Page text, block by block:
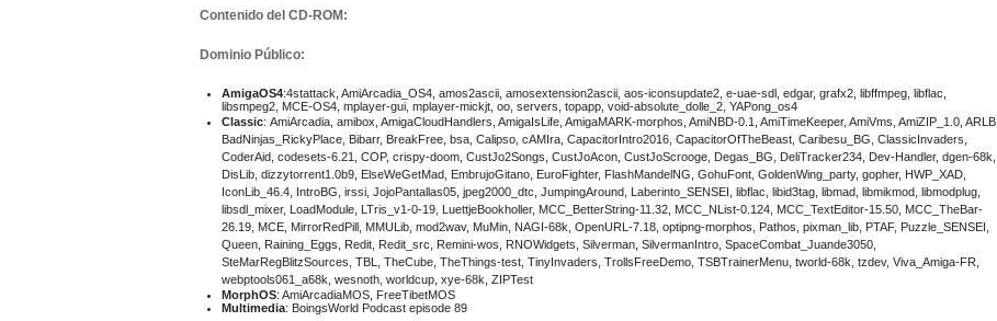
Contenido del CD-ROM:
Dominio Público:
AmigaOS4:4stattack, AmiArcadia_OS4, amos2ascii, amosextension2ascii, aos-iconsupdate2, e-uae-sdl, edgar, grafx2, libffmpeg, libflac,
libsmpeg2, MCE-OS4, mplayer-gui, mplayer-mickjt, oo, servers, topapp, void-absolute_dolle_2, YAPong_os4
Classic: AmiArcadia, amibox, AmigaCloudHandlers, AmigaIsLife, AmigaMARK-morphos, AmiNBD-0.1, AmiTimeKeeper, AmiVms, AmiZIP_1.0, ARLB,
BadNinjas_RickyPlace, Bibarr, BreakFree, bsa, Calipso, cAMIra, CapacitorIntro2016, CapacitorOfTheBeast, Caribesu_BG, ClassicInvaders,
CoderAid, codesets-6.21, COP, crispy-doom, CustJo2Songs, CustJoAcon, CustJoScrooge, Degas_BG, DeliTracker234, Dev-Handler, dgen-68k,
DisLib, dizzytorrent1.0b9, ElseWeGetMad, EmbrujoGitano, EuroFighter, FlashMandelNG, GohuFont, GoldenWing_party, gopher, HWP_XAD,
IconLib_46.4, IntroBG, irssi, JojoPantallas05, jpeg2000_dtc, JumpingAround, Laberinto_SENSEI, libflac, libid3tag, libmad, libmikmod, libmodplug,
libsdl_mixer, LoadModule, LTris_v1-0-19, LuettjeBookholler, MCC_BetterString-11.32, MCC_NList-0.124, MCC_TextEditor-15.50, MCC_TheBar-
26.19, MCE, MirrorRedPill, MMULib, mod2wav, MuMin, NAGI-68k, OpenURL-7.18, optipng-morphos, Pathos, pixman_lib, PTAF, Puzzle_SENSEI,
Queen, Raining_Eggs, Redit, Redit_src, Remini-wos, RNOWidgets, Silverman, SilvermanIntro, SpaceCombat_Juande3050,
SteMarRegBlitzSources, TBL, TheCube, TheThings-test, TinyInvaders, TrollsFreeDemo, TSBTrainerMenu, tworld-68k, tzdev, Viva_Amiga-FR,
webptools061_a68k, wesnoth, worldcup, xye-68k, ZIPTest
MorphOS: AmiArcadiaMOS, FreeTibetMOS
Multimedia: BoingsWorld Podcast episode 89